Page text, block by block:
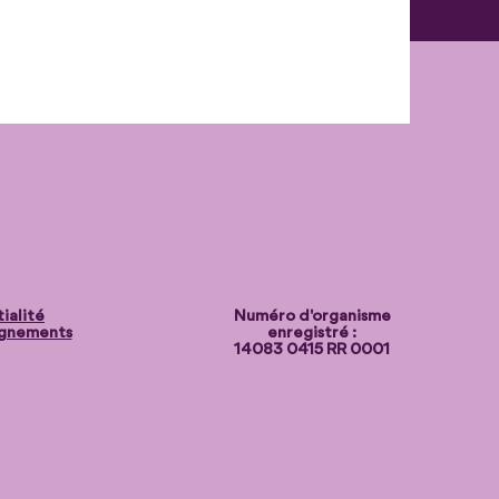
Numéro d'organisme
enregistré :
14083 0415 RR 0001